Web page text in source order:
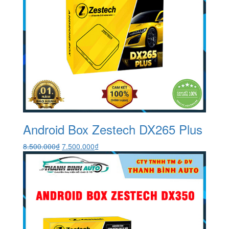
Android Box Zestech DX265 Plus
8.500.000₫ Giá
gốc
là:
8.500.000₫.
7.500.000₫Giá
hiện
tại